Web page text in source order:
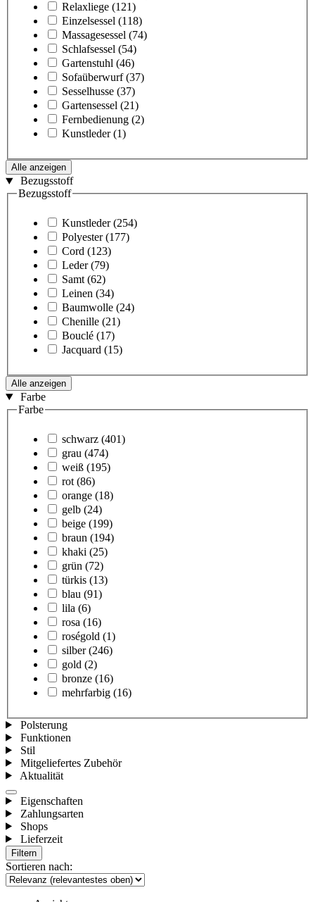
Relaxliege (121)
Einzelsessel (118)
Massagesessel (74)
Schlafsessel (54)
Gartenstuhl (46)
Sofaüberwurf (37)
Sesselhusse (37)
Gartensessel (21)
Fernbedienung (2)
Kunstleder (1)
Alle anzeigen
Bezugsstoff
Bezugsstoff
Kunstleder (254)
Polyester (177)
Cord (123)
Leder (79)
Samt (62)
Leinen (34)
Baumwolle (24)
Chenille (21)
Bouclé (17)
Jacquard (15)
Alle anzeigen
Farbe
Farbe
schwarz (401)
grau (474)
weiß (195)
rot (86)
orange (18)
gelb (24)
beige (199)
braun (194)
khaki (25)
grün (72)
türkis (13)
blau (91)
lila (6)
rosa (16)
roségold (1)
silber (246)
gold (2)
bronze (16)
mehrfarbig (16)
Polsterung
Funktionen
Stil
Mitgeliefertes Zubehör
Aktualität
Eigenschaften
Zahlungsarten
Shops
Lieferzeit
Filtern
Sortieren nach: